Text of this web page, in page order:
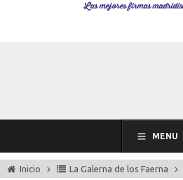
Las mejores firmas
MENU
Inicio La Galerna de los Faerna